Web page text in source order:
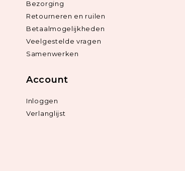
Bezorging
Retourneren en ruilen
Betaalmogelijkheden
Veelgestelde vragen
Samenwerken
Account
Inloggen
Verlanglijst